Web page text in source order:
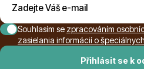
Přihlásit se k
Souhlasím se zpracováním
zasielania informácií o